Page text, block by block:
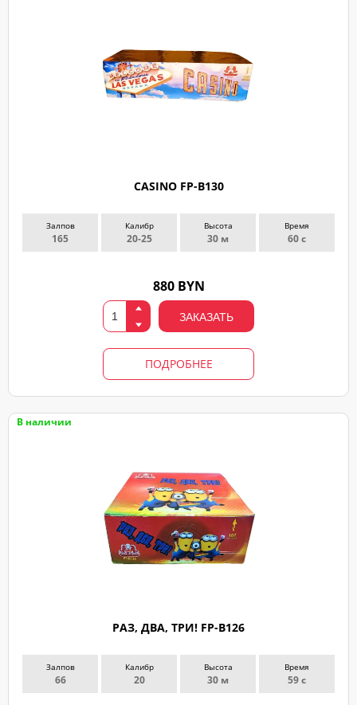
CASINO FP-B130
Залпов
165
Калибр
20-25
Высота
30 м
Время
60 с
880 BYN
ЗАКАЗАТЬ
ПОДРОБНЕЕ
В наличии
РАЗ, ДВА, ТРИ! FP-B126
Залпов
66
Калибр
20
Высота
30 м
Время
59 с